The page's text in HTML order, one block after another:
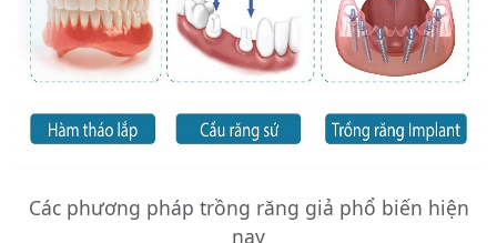
Các phương pháp trồng răng giả phổ biến hiện
nay